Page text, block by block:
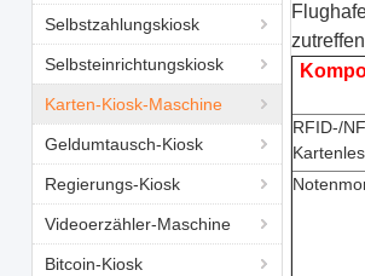
Selbstzahlungskiosk
Selbsteinrichtungskiosk
Karten-Kiosk-Maschine
Geldumtausch-Kiosk
Regierungs-Kiosk
Videoerzähler-Maschine
Bitcoin-Kiosk
RFID-/